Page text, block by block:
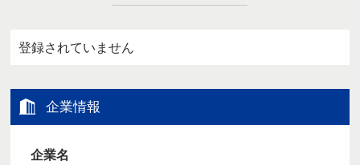
登録されていません
企業情報
企業名